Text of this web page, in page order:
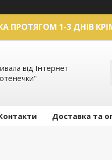
ПРОТЯГОМ 1-3 ДНІВ
від Інтернет
Доставка та